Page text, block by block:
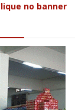
no banner